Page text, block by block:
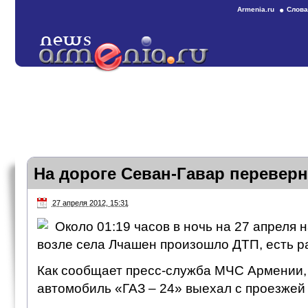
Armenia.ru
На дороге Севан-Гавар
27 апреля 2012, 15:31
Около 01:19 часов в ночь на 27 апреля
возле села Лчашен произошло ДТП, есть
Как сообщает пресс-служба МЧС Армении,
автомобиль «ГАЗ – 24» выехал с проезжей